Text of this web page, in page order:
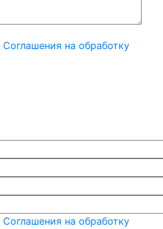
Соглашения на обработку
Соглашения на обработку